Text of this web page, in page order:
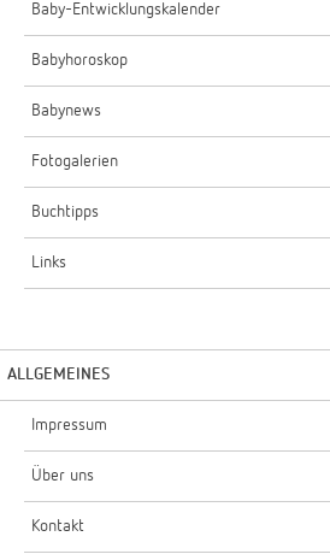
Baby-Entwicklungskalender
Babyhoroskop
Babynews
Fotogalerien
Buchtipps
Links
ALLGEMEINES
Impressum
Über uns
Kontakt